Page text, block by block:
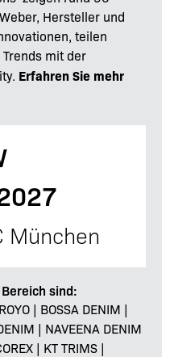
Hersteller und
teilen
mit der
Erfahren Sie mehr
München
sind:
| BOSSA DENIM |
| NAVEENA DENIM
| KT TRIMS |